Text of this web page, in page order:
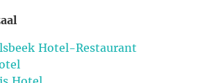
Hotel-Restaurant